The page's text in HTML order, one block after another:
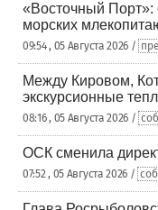
«Восточный Порт»:
морских
09:54 , 05 Августа 2026 /
Между Кировом,
экскурсионные
08:16 , 05 Августа 2026 /
ОСК сменила
07:52 , 05 Августа 2026 /